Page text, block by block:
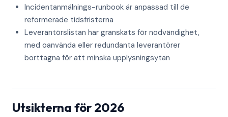
Incidentanmälnings-runbook är anpassad till de
reformerade tidsfristerna
Leverantörslistan har granskats för nödvändighet,
med oanvända eller redundanta leverantörer
borttagna för att minska upplysningsytan
Utsikterna för 2026